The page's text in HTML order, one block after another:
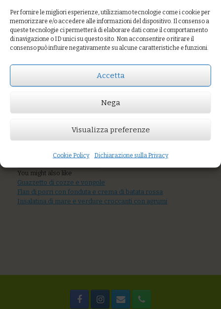
Per fornire le migliori esperienze, utilizziamo tecnologie come i cookie per
memorizzare e/o accedere alle informazioni del dispositivo. Il consenso a
queste tecnologie ci permetterà di elaborare dati come il comportamento
di navigazione o ID unici su questo sito. Non acconsentire o ritirare il
consenso può influire negativamente su alcune caratteristiche e funzioni.
Accetta
Nega
Visualizza preferenze
Cookie Policy Dichiarazione sulla Privacy
Prezzo:€10,00
You might also like
Guazzetto di cozze e vongole
Flan di porri con fonduta e crema di batata rossa
Insalatina di mare e verdure croccanti con agrumi
Gamberi rosa
nostrani crudi o al
vapore con
maionese e
con cruditè di